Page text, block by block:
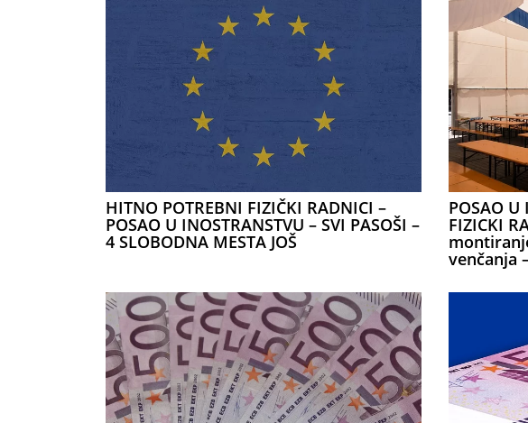
HITNO POTREBNI FIZIČKI RADNICI –
POSAO U INOSTRANSTVU – SVI PASOŠI –
4 SLOBODNA MESTA JOŠ
POSAO U
FIZICKI
venčanja